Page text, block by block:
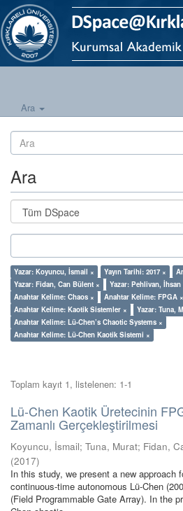
Ara
Ara
Yazar: Koyuncu, İsmail × Yayın Tarihi: 2017 ×
Yazar: Fidan, Can Bülent ×
Yazar: Pehlivan, İhsan
Anahtar Kelime: Chaos ×
Anahtar Kelime: FPGA ×
Anahtar Kelime: Kaotik Sistemler ×
Yazar: Tuna,
Anahtar Kelime: Lü-Chen’s Chaotic Systems ×
Anahtar Kelime: Lü-Chen Kaotik Sistemi ×
Toplam kayıt 1, listelenen: 1-1
Lü-Chen Kaotik Üretecinin
Zamanlı Gerçekleştirilmesi
Koyuncu, İsmail; Tuna, Murat; Fidan,
(2017)
In this study, we present a new approach
continuous-time autonomous Lü-Chen
(Field Programmable Gate Array). In the